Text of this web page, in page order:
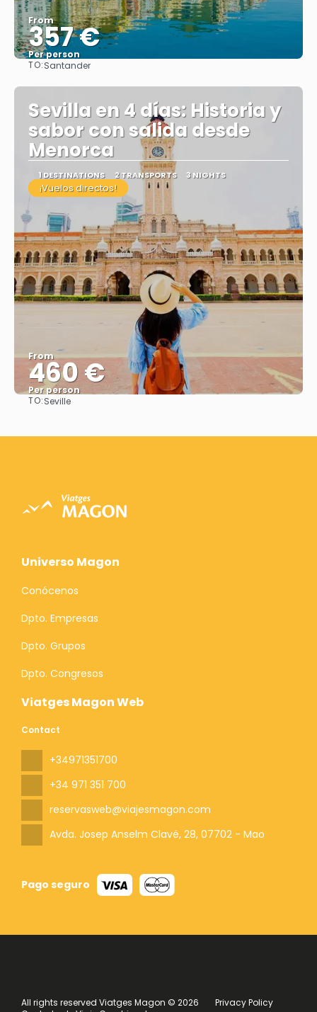
From
357 €
Per person
TO:Santander
Sevilla en 4 días: Historia y
sabor con salida desde
Menorca
1 DESTINATIONS 2 TRANSPORTS 3 NIGHTS
¡Vuelos directos!
From
460 €
Per person
TO:Seville
Viatges Magon Web
Contact
+34971351700
+34 971 351 700
reservasweb@viajesmagon.com
Avda. Josep Anselm Clavé, 28, 07702 - Mao
Pago seguro
Universo Magon
Conócenos
Dpto. Empresas
Dpto. Grupos
Dpto. Congresos
All rights reserved Viatges Magon © 2026
Privacy Policy